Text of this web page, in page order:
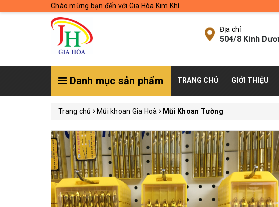
Chào mừng bạn đến với Gia Hòa Kim Khí
Địa chỉ
504/8 Kinh
Danh mục sản phẩm TRANG CHỦ GIỚI THIỆU
Trang chủ Mũi khoan Gia Hoà Mũi Khoan Tường